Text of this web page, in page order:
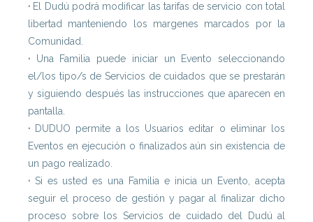
· El Dudú podrá modificar las tarifas de servicio con total
libertad manteniendo los margenes marcados por la
Comunidad.
· Una Familia puede iniciar un Evento seleccionando
el/los tipo/s de Servicios de cuidados que se prestarán
y siguiendo después las instrucciones que aparecen en
pantalla.
· DUDUO permite a los Usuarios editar o eliminar los
Eventos en ejecución o finalizados aún sin existencia de
un pago realizado.
· Si es usted es una Familia e inicia un Evento, acepta
seguir el proceso de gestión y pagar al finalizar dicho
proceso sobre los Servicios de cuidado del Dudú al